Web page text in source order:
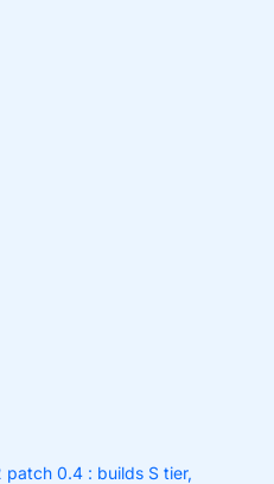
patch 0.4 : builds S tier,